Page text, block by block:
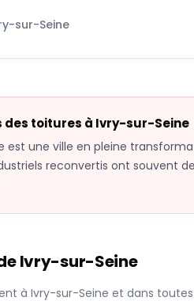
sur-Seine
des toitures à Ivry-sur-Seine
est une ville en pleine
reconvertis ont souvent
Ivry-sur-Seine
à Ivry-sur-Seine et dans